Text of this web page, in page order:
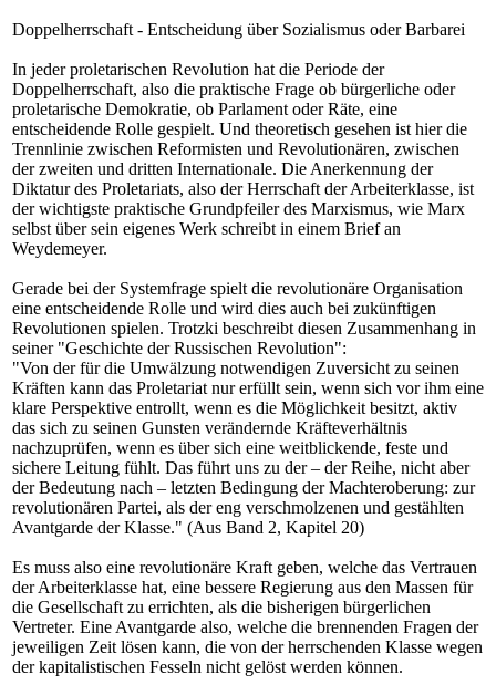
Doppelherrschaft - Entscheidung über Sozialismus oder Barbarei
In jeder proletarischen Revolution hat die Periode der
Doppelherrschaft, also die praktische Frage ob bürgerliche oder
proletarische Demokratie, ob Parlament oder Räte, eine
entscheidende Rolle gespielt. Und theoretisch gesehen ist hier die
Trennlinie zwischen Reformisten und Revolutionären, zwischen
der zweiten und dritten Internationale. Die Anerkennung der
Diktatur des Proletariats, also der Herrschaft der Arbeiterklasse, ist
der wichtigste praktische Grundpfeiler des Marxismus, wie Marx
selbst über sein eigenes Werk schreibt in einem Brief an
Weydemeyer.
Gerade bei der Systemfrage spielt die revolutionäre Organisation
eine entscheidende Rolle und wird dies auch bei zukünftigen
Revolutionen spielen. Trotzki beschreibt diesen Zusammenhang in
seiner "Geschichte der Russischen Revolution":
"Von der für die Umwälzung notwendigen Zuversicht zu seinen
Kräften kann das Proletariat nur erfüllt sein, wenn sich vor ihm eine
klare Perspektive entrollt, wenn es die Möglichkeit besitzt, aktiv
das sich zu seinen Gunsten verändernde Kräfteverhältnis
nachzuprüfen, wenn es über sich eine weitblickende, feste und
sichere Leitung fühlt. Das führt uns zu der – der Reihe, nicht aber
der Bedeutung nach – letzten Bedingung der Machteroberung: zur
revolutionären Partei, als der eng verschmolzenen und gestählten
Avantgarde der Klasse." (Aus Band 2, Kapitel 20)
Es muss also eine revolutionäre Kraft geben, welche das Vertrauen
der Arbeiterklasse hat, eine bessere Regierung aus den Massen für
die Gesellschaft zu errichten, als die bisherigen bürgerlichen
Vertreter. Eine Avantgarde also, welche die brennenden Fragen der
jeweiligen Zeit lösen kann, die von der herrschenden Klasse wegen
der kapitalistischen Fesseln nicht gelöst werden können.